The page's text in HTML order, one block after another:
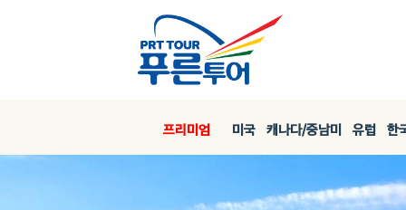
프리미엄 미국 캐나다/중남미 유럽 한